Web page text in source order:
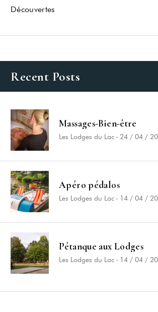
Découvertes
Recent Posts
Massages-Bien-être
Les Lodges du Lac - 24 / 04 /
Apéro pédalos
Les Lodges du Lac - 14 / 04 /
Pétanque aux Lodges
Les Lodges du Lac - 14 / 04 /